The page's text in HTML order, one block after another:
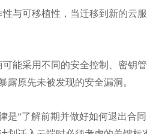
可移植性，当迁移到新的云
采用不同的安全控制、密钥
原先未被发现的安全漏洞。
“了解前期并做好如何退出合